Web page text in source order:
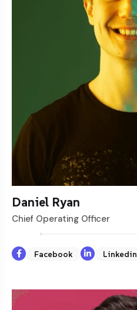
Daniel Ryan
Chief Operating Officer
Facebook Linkedin